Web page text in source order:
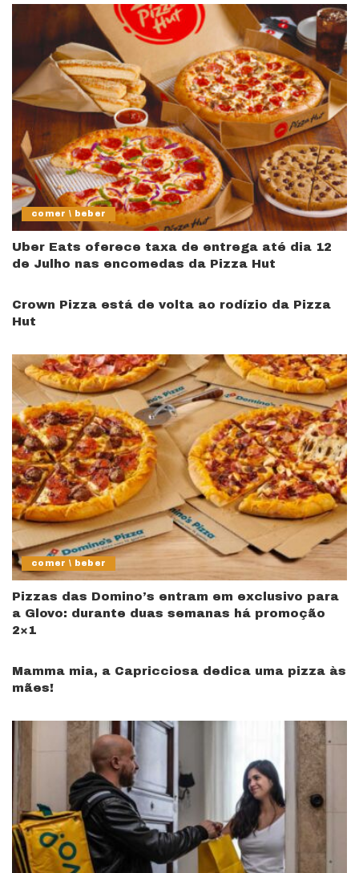
comer \ beber
Uber Eats oferece taxa de entrega até dia 12
de Julho nas encomedas da Pizza Hut
Crown Pizza está de volta ao rodízio da Pizza
Hut
comer \ beber
Pizzas das Domino’s entram em exclusivo para
a Glovo: durante duas semanas há promoção
2×1
Mamma mia, a Capricciosa dedica uma pizza às
mães!